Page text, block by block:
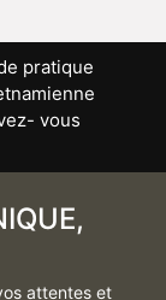
pratique
vous
attentes et